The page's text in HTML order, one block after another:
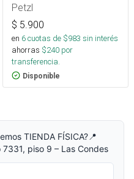
Petzl
$ 5.900
en 6cuotas de $983 sin interés
ahorras $240 por
transferencia.
Disponible
TIENDA FÍSICA?📍
piso 9 – Las Condes